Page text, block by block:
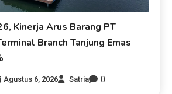
Kinerja Arus Barang PT
Branch Tanjung Emas
Agustus 6, 2026 Satria 0